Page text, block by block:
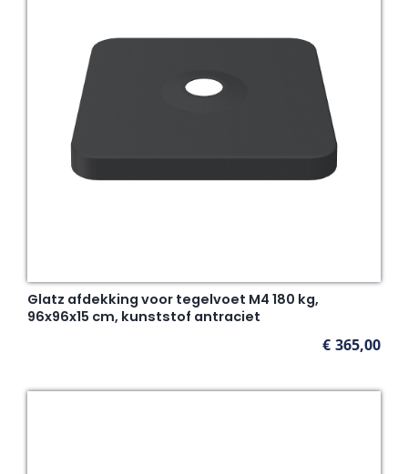
Glatz afdekking voor tegelvoet M4 180 kg,
96x96x15 cm, kunststof antraciet
€ 365,00